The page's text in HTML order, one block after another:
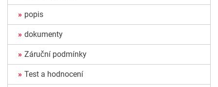
popis
dokumenty
Záruční podmínky
Test a hodnocení